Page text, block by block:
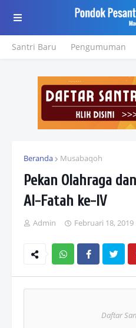
Santri Baru Pengumuman
Beranda Musabaqoh
Pekan Olahraga
Al-Fatah ke-IV
Admin Februari 18, 2019
Wh
Daftar